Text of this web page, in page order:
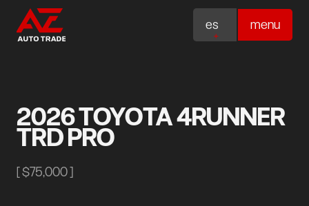
es menu
2026 TOYOTA 4RUNNER
TRD PRO
[$75,000]